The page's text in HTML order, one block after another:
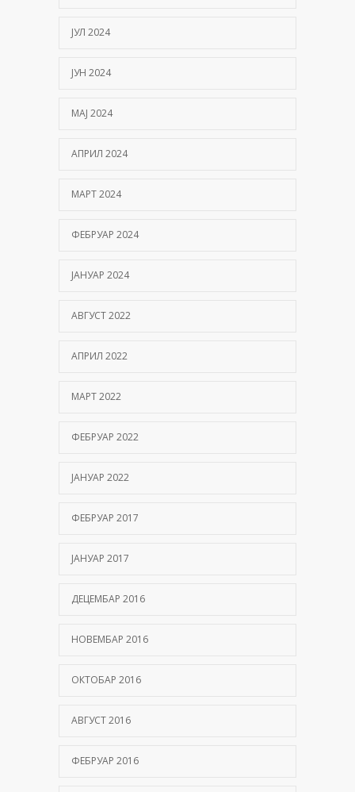
ЈУЛ 2024
ЈУН 2024
МАЈ 2024
АПРИЛ 2024
МАРТ 2024
ФЕБРУАР 2024
ЈАНУАР 2024
АВГУСТ 2022
АПРИЛ 2022
МАРТ 2022
ФЕБРУАР 2022
ЈАНУАР 2022
ФЕБРУАР 2017
ЈАНУАР 2017
ДЕЦЕМБАР 2016
НОВЕМБАР 2016
ОКТОБАР 2016
АВГУСТ 2016
ФЕБРУАР 2016